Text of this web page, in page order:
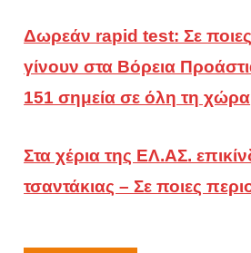
Δωρεάν rapid test: Σε
γίνουν στα Βόρεια
151 σημεία σε όλη τη χώρα
Στα χέρια της ΕΛ.ΑΣ.
τσαντάκιας – Σε ποιες